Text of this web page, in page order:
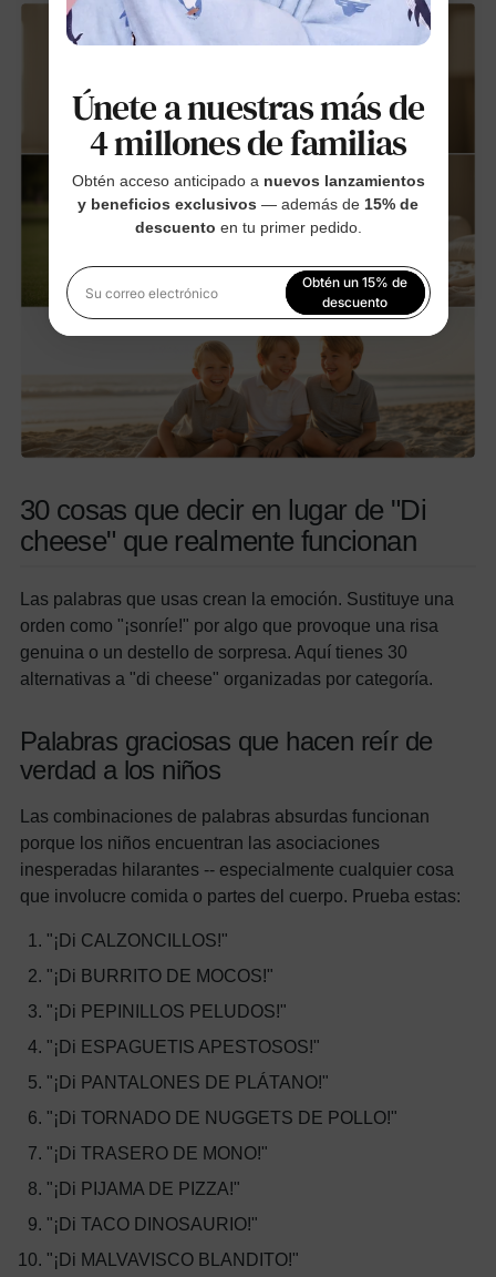
30 cosas que decir en lugar de "Di
cheese" que realmente funcionan
Las palabras que usas crean la emoción. Sustituye una
orden como "¡sonríe!" por algo que provoque una risa
genuina o un destello de sorpresa. Aquí tienes 30
alternativas a "di cheese" organizadas por categoría.
Palabras graciosas que hacen reír de
verdad a los niños
Las combinaciones de palabras absurdas funcionan
porque los niños encuentran las asociaciones
inesperadas hilarantes -- especialmente cualquier cosa
que involucre comida o partes del cuerpo. Prueba estas:
"¡Di CALZONCILLOS!"
"¡Di BURRITO DE MOCOS!"
"¡Di PEPINILLOS PELUDOS!"
"¡Di ESPAGUETIS APESTOSOS!"
"¡Di PANTALONES DE PLÁTANO!"
"¡Di TORNADO DE NUGGETS DE POLLO!"
"¡Di TRASERO DE MONO!"
"¡Di PIJAMA DE PIZZA!"
"¡Di TACO DINOSAURIO!"
"¡Di MALVAVISCO BLANDITO!"
Únete a nuestras más de
4 millones de familias
Obtén acceso anticipado a nuevos lanzamientos
y beneficios exclusivos — además de 15% de
descuento en tu primer pedido.
Su correo electrónico
Obtén un 15% de
descuento
Al registrarte, aceptas nuestra Política de privacidad